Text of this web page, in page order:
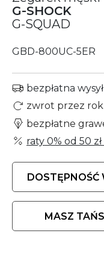
G-SHOCK
G-SQUAD
GBD-800UC-5ER
bezpłatna
zwrot przez rok
bezpłatne
raty 0% od 50 zł
DOSTĘPNOŚĆ
MASZ